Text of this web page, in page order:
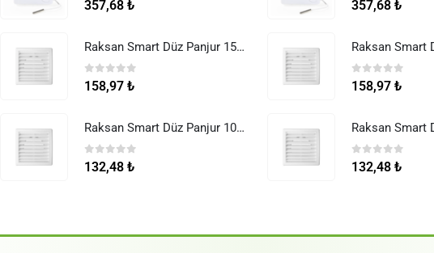
357,68 ₺
Raksan Smart Düz Panjur 150 mm Sinek Telli
0 5 üzerinden
158,97 ₺
Raksan Smart Düz Panjur 100 mm Sinek Telli
0 5 üzerinden
132,48 ₺
357,68 ₺
0 5 üzerinden
158,97 ₺
0 5 üzerinden
132,48 ₺